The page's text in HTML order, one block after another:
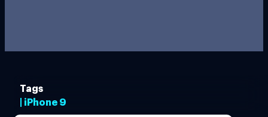
Tags
| iPhone 9